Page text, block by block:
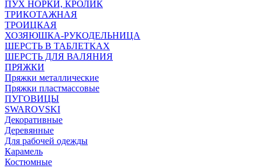
ПУХ НОРКИ, КРОЛИК
ТРИКОТАЖНАЯ
ТРОИЦКАЯ
ХОЗЯЮШКА-РУКОДЕЛЬНИЦА
ШЕРСТЬ В ТАБЛЕТКАХ
ШЕРСТЬ ДЛЯ ВАЛЯНИЯ
ПРЯЖКИ
Пряжки металлические
Пряжки пластмассовые
ПУГОВИЦЫ
SWAROVSKI
Декоративные
Деревянные
Для рабочей одежды
Карамель
Костюмные